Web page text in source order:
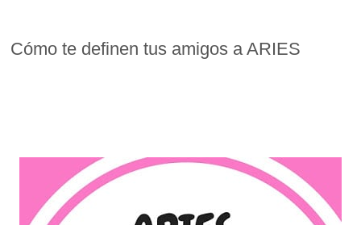
Cómo te definen tus amigos a ARIES